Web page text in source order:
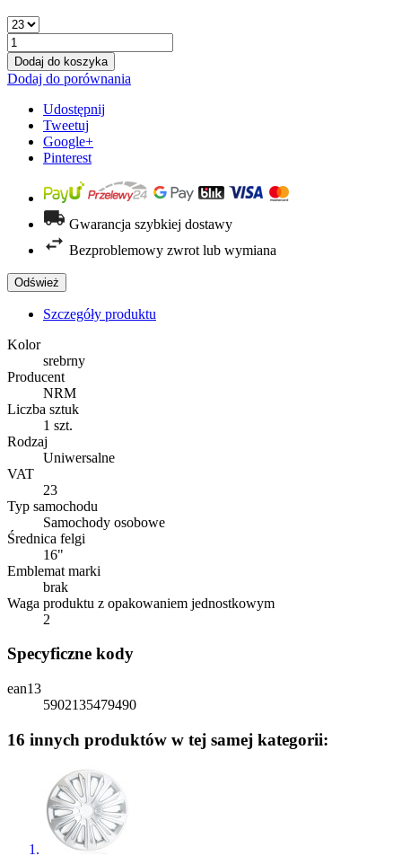
Dodaj do koszyka
Dodaj do porównania
Udostępnij
Tweetuj
Google+
Pinterest
Gwarancja szybkiej dostawy
Bezproblemowy zwrot lub wymiana
Szczegóły produktu
Kolor
srebrny
Producent
NRM
Liczba sztuk
1 szt.
Rodzaj
Uniwersalne
VAT
23
Typ samochodu
Samochody osobowe
Średnica felgi
16"
Emblemat marki
brak
Waga produktu z opakowaniem jednostkowym
2
Specyficzne kody
ean13
5902135479490
16 innych produktów w tej samej kategorii: